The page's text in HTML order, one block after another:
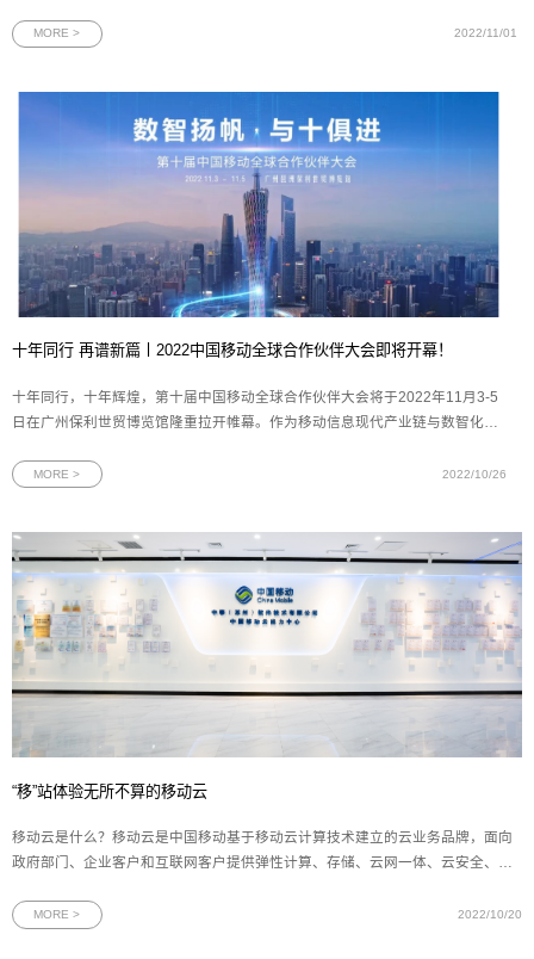
建设的一个重要组成部分，国家一直以来都在持续加大对其技术的攻关力度，各
MORE > 2022/11/01
十年同行 再谱新篇丨2022中国移动全球合作伙伴大会即将开幕！
十年同行，十年辉煌，第十届中国移动全球合作伙伴大会将于2022年11月3-5
日在广州保利世贸博览馆隆重拉开帷幕。作为移动信息现代产业链与数智化应
500强企业、国内外知名企业董事长、CEO报名与会，中国移动集团高层将齐
MORE > 2022/10/26
“移”站体验无所不算的移动云
移动云是什么？移动云是中国移动基于移动云计算技术建立的云业务品牌，面向
政府部门、企业客户和互联网客户提供弹性计算、存储、云网一体、云安全、云
品，以及包括通过开放云市场引入的合作伙伴海量优质应用在内的千款SaaS应
MORE > 2022/10/20